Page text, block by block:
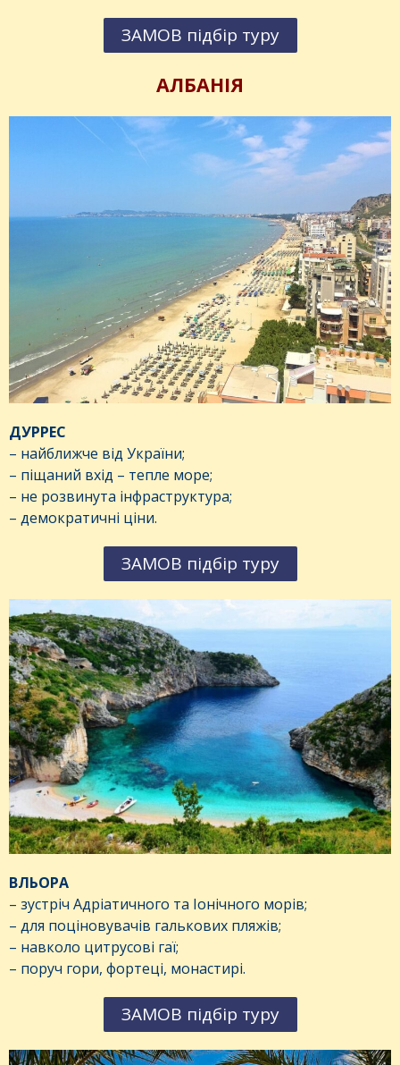
ЗАМОВ підбір туру
АЛБАНІЯ
ДУРРЕС
– найближче від України;
– піщаний вхід – тепле море;
– не розвинута інфраструктура;
– демократичні ціни.
ЗАМОВ підбір туру
ВЛЬОРА
– зустріч Адріатичного та Іонічного морів;
– для поціновувачів галькових пляжів;
– навколо цитрусові гаї;
– поруч гори, фортеці, монастирі.
ЗАМОВ підбір туру